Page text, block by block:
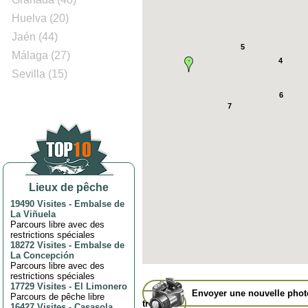
Huelva (20)
Jaén (44)
Málaga (27)
Sevilla (15)
Lieux de pêche
19490 Visites - Embalse de
La Viñuela
Parcours libre avec des
restrictions spéciales
18272 Visites - Embalse de
La Concepción
Parcours libre avec des
restrictions spéciales
17729 Visites - El Limonero
Parcours de pêche libre
4
5
7
6
Envoyer une nouvelle
trophée